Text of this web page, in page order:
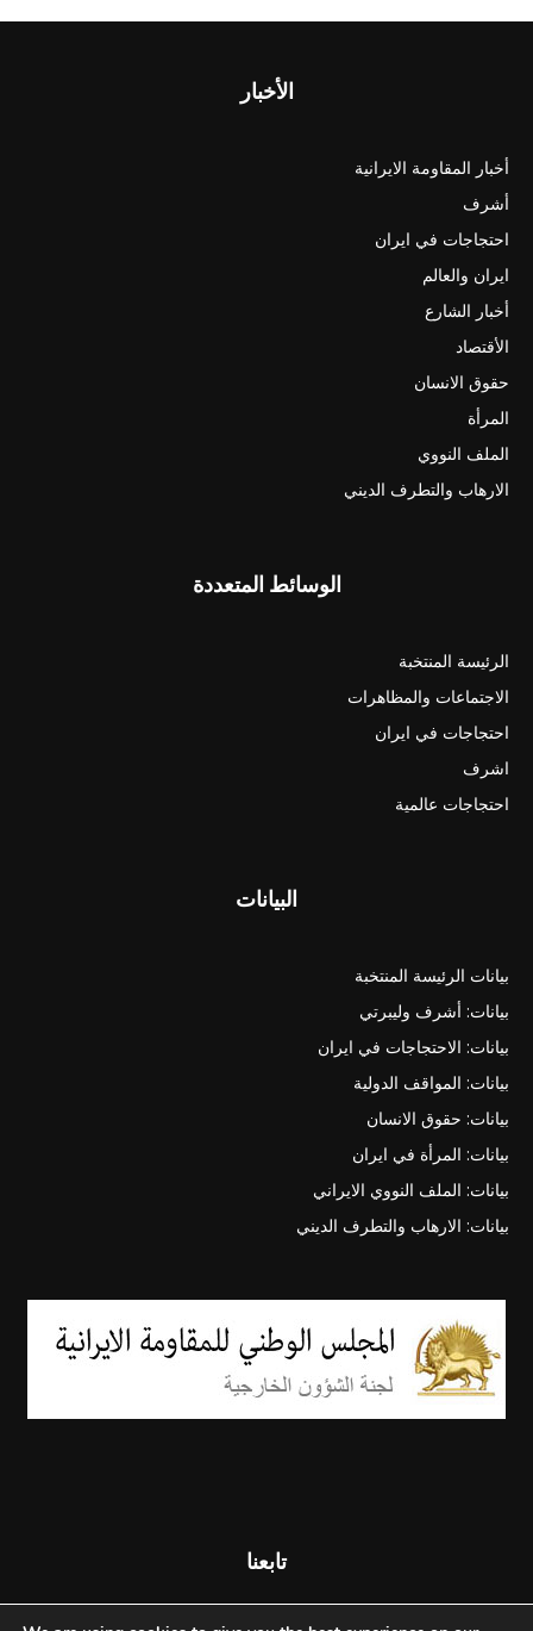
الأخبار
أخبار المقاومة الايرانية
أشرف
احتجاجات في ايران
ايران والعالم
أخبار الشارع
الأقتصاد
حقوق الانسان
المرأة
الملف النووي
الارهاب والتطرف الديني
الوسائط المتعددة
الرئيسة المنتخبة
الاجتماعات والمظاهرات
احتجاجات في ايران
اشرف
احتجاجات عالمية
البيانات
بيانات الرئيسة المنتخبة
بيانات: أشرف وليبرتي
بيانات: الاحتجاجات في ايران
بيانات: المواقف الدولية
بيانات: حقوق الانسان
بيانات: المرأة في ايران
بيانات: الملف النووي الايراني
بيانات: الارهاب والتطرف الديني
تابعنا